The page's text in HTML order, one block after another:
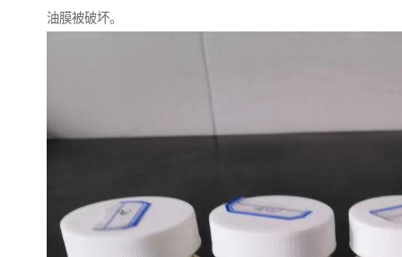
油膜被破坏。